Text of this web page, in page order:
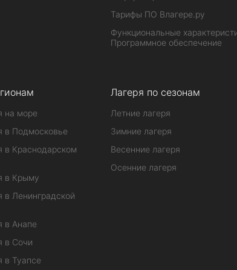
Тарифы ПО Влагере.ру
Функциональные
Программное обеспечение
на море
в Подмосковье
в Краснодарском
в Крыму
в Ленинградской
в Анапе
в Сочи
в Туапсе
Лагеря по сезонам
Летние лагеря
Зимние лагеря
Весенние лагеря
Осенние лагеря